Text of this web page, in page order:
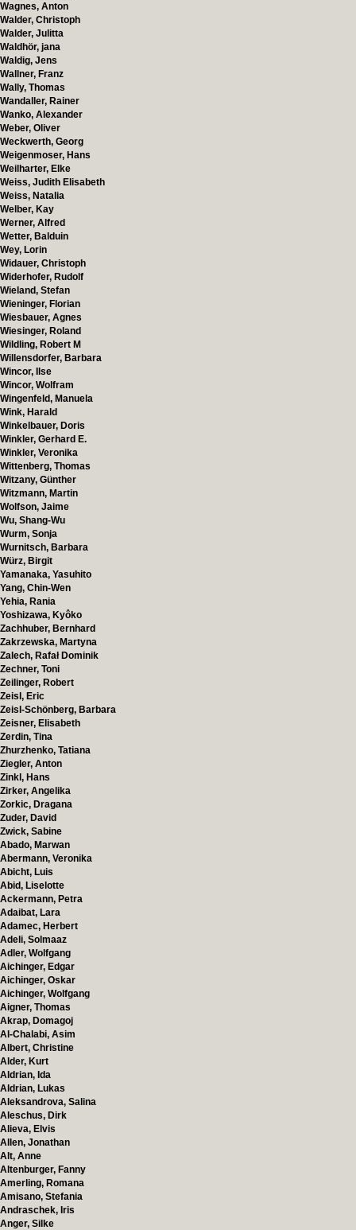
Wagnes, Anton
Walder, Christoph
Walder, Julitta
Waldhör, jana
Waldig, Jens
Wallner, Franz
Wally, Thomas
Wandaller, Rainer
Wanko, Alexander
Weber, Oliver
Weckwerth, Georg
Weigenmoser, Hans
Weilharter, Elke
Weiss, Judith Elisabeth
Weiss, Natalia
Welber, Kay
Werner, Alfred
Wetter, Balduin
Wey, Lorin
Widauer, Christoph
Widerhofer, Rudolf
Wieland, Stefan
Wieninger, Florian
Wiesbauer, Agnes
Wiesinger, Roland
Wildling, Robert M
Willensdorfer, Barbara
Wincor, Ilse
Wincor, Wolfram
Wingenfeld, Manuela
Wink, Harald
Winkelbauer, Doris
Winkler, Gerhard E.
Winkler, Veronika
Wittenberg, Thomas
Witzany, Günther
Witzmann, Martin
Wolfson, Jaime
Wu, Shang-Wu
Wurm, Sonja
Wurnitsch, Barbara
Würz, Birgit
Yamanaka, Yasuhito
Yang, Chin-Wen
Yehia, Rania
Yoshizawa, Kyôko
Zachhuber, Bernhard
Zakrzewska, Martyna
Zalech, Rafał Dominik
Zechner, Toni
Zeilinger, Robert
Zeisl, Eric
Zeisl-Schönberg, Barbara
Zeisner, Elisabeth
Zerdin, Tina
Zhurzhenko, Tatiana
Ziegler, Anton
Zinkl, Hans
Zirker, Angelika
Zorkic, Dragana
Zuder, David
Zwick, Sabine
Abado, Marwan
Abermann, Veronika
Abicht, Luis
Abid, Liselotte
Ackermann, Petra
Adaibat, Lara
Adamec, Herbert
Adeli, Solmaaz
Adler, Wolfgang
Aichinger, Edgar
Aichinger, Oskar
Aichinger, Wolfgang
Aigner, Thomas
Akrap, Domagoj
Al-Chalabi, Asim
Albert, Christine
Alder, Kurt
Aldrian, Ida
Aldrian, Lukas
Aleksandrova, Salina
Aleschus, Dirk
Alieva, Elvis
Allen, Jonathan
Alt, Anne
Altenburger, Fanny
Amerling, Romana
Amisano, Stefania
Andraschek, Iris
Anger, Silke